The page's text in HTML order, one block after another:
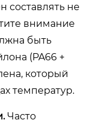
составлять не
внимание
быть
(PA66 +
который
температур.
Часто